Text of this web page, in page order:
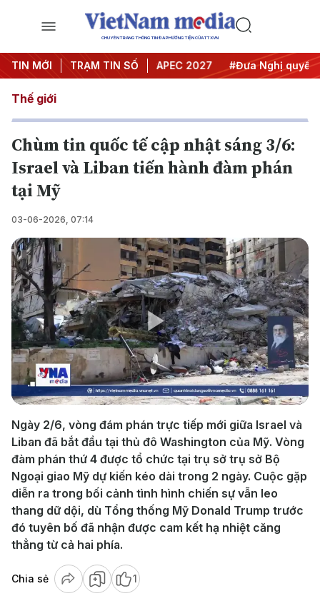
CHUYÊN TRANG THÔNG TIN ĐA PHƯƠNG TIỆN CỦA TTXVN
TIN MỚI TRẠM TIN SỐ
nghị Trung ương 3 #APEC 2027 #Đưa Nghị quyết
Thế giới
Chùm tin quốc tế cập nhật sáng 3/6:
Israel và Liban tiến hành đàm phán
tại Mỹ
03-06-2026, 07:14
Play
Video
Ngày 2/6, vòng đám phán trực tiếp mới giữa Israel và
Liban đã bắt đầu tại thủ đô Washington của Mỹ. Vòng
đàm phán thứ 4 được tổ chức tại trụ sở trụ sở Bộ
Ngoại giao Mỹ dự kiến kéo dài trong 2 ngày. Cuộc gặp
diễn ra trong bối cảnh tình hình chiến sự vẫn leo
thang dữ dội, dù Tổng thống Mỹ Donald Trump trước
đó tuyên bố đã nhận được cam kết hạ nhiệt căng
thẳng từ cả hai phía.
Chia sẻ 1